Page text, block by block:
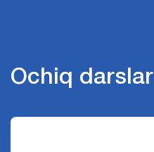
Ochiq darslar